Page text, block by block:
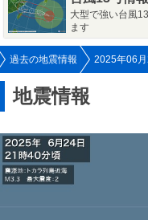
大型で強い台風
ます
過去の地震情報 2025年06月
地震情報